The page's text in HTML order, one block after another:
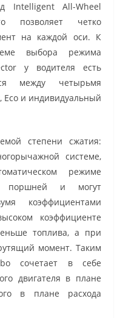
Intelligent All-Wheel
позволяет четко
на каждой оси. К
выбора режима
у водителя есть
между четырьмя
и индивидуальный
степени сжатия:
системе,
режиме
поршней и могут
коэффициентами
коэффициенте
топлива, а при
момент. Таким
сочетает в себе
двигателя в плане
в плане расхода